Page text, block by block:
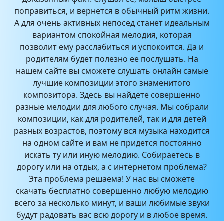
поправиться, и вернется в обычный ритм жизни.
А для очень активных непосед станет идеальным
вариантом спокойная мелодия, которая
позволит ему расслабиться и успокоится. Да и
родителям будет полезно ее послушать. На
нашем сайте вы сможете слушать онлайн самые
лучшие композиции этого знаменитого
композитора. Здесь вы найдете совершенно
разные мелодии для любого случая. Мы собрали
композиции, как для родителей, так и для детей
разных возрастов, поэтому вся музыка находится
на одном сайте и вам не придется постоянно
искать ту или иную мелодию. Собираетесь в
дорогу или на отдых, а с интернетом проблема?
Эта проблема решаема! У нас вы сможете
скачать бесплатно совершенно любую мелодию
всего за несколько минут, и ваши любимые звуки
будут радовать вас всю дорогу и в любое время.